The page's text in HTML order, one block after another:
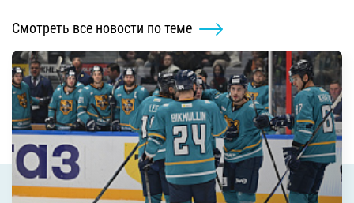
Смотреть все новости по теме